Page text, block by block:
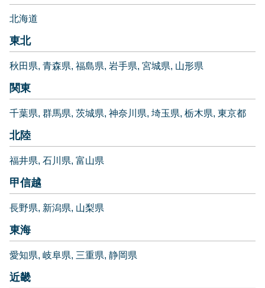
北海道
東北
秋田県 青森県 福島県 岩手県 宮城県 山形県
関東
千葉県 群馬県 茨城県 神奈川県 埼玉県 栃木県 東京都
北陸
福井県 石川県 富山県
甲信越
長野県 新潟県 山梨県
東海
愛知県 岐阜県 三重県 静岡県
近畿